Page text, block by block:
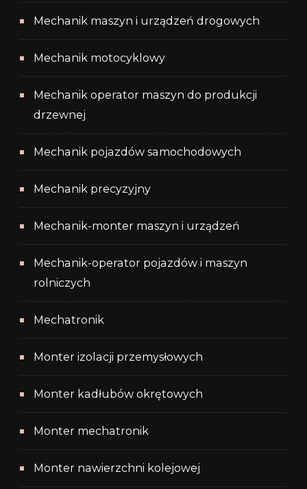
Mechanik maszyn i urządzeń drogowych
Mechanik motocyklowy
Mechanik operator maszyn do produkcji
drzewnej
Mechanik pojazdów samochodowych
Mechanik precyzyjny
Mechanik-monter maszyn i urządzeń
Mechanik-operator pojazdów i maszyn
rolniczych
Mechatronik
Monter izolacji przemysłowych
Monter kadłubów okrętowych
Monter mechatronik
Monter nawierzchni kolejowej